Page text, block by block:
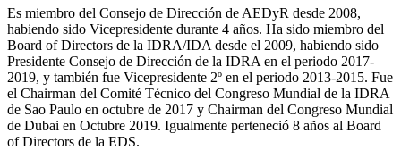
Es miembro del Consejo de Dirección de AEDyR desde 2008,
habiendo sido Vicepresidente durante 4 años. Ha sido miembro del
Board of Directors de la IDRA/IDA desde el 2009, habiendo sido
Presidente Consejo de Dirección de la IDRA en el periodo 2017-
2019, y también fue Vicepresidente 2º en el periodo 2013-2015. Fue
el Chairman del Comité Técnico del Congreso Mundial de la IDRA
de Sao Paulo en octubre de 2017 y Chairman del Congreso Mundial
de Dubai en Octubre 2019. Igualmente perteneció 8 años al Board
of Directors de la EDS.